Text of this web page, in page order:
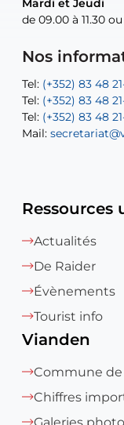
Mardi et Jeudi
de 09.00 à 11.30
Nos
Tel: (+352) 83 48
Tel: (+352) 83 48
Tel: (+352) 83 48
Mail:
Mardi et Jeudi
de 09.00 à 11.30
Tel: (+352) 83 48 21-
Tel: (+352) 83 48
Mail:
Mail:
Mail:
Tel:(+352) 83 48
Tel:Permanence
Ressources
Actualités
De Raider
Évènements
Tourist info
Vianden
Commune
Chiffres